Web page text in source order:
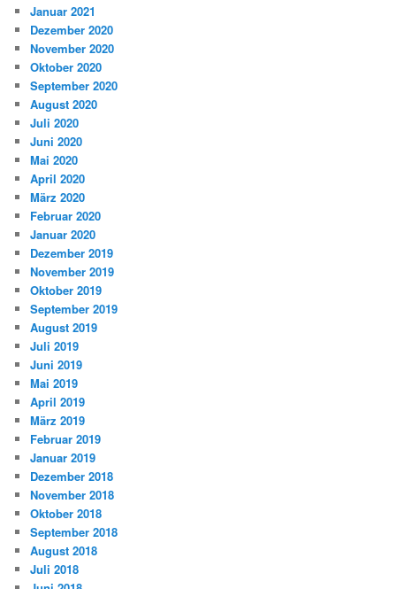
Januar 2021
Dezember 2020
November 2020
Oktober 2020
September 2020
August 2020
Juli 2020
Juni 2020
Mai 2020
April 2020
März 2020
Februar 2020
Januar 2020
Dezember 2019
November 2019
Oktober 2019
September 2019
August 2019
Juli 2019
Juni 2019
Mai 2019
April 2019
März 2019
Februar 2019
Januar 2019
Dezember 2018
November 2018
Oktober 2018
September 2018
August 2018
Juli 2018